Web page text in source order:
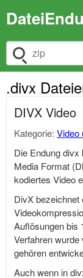
Dateiendung suchen
.divx
DIVX Video
Kategorie: Video
Die Endung divx
Media Format
kodiertes Video
DivX bezeichnet
Auflösungen bis
Verfahren
gehören
Auch wenn in